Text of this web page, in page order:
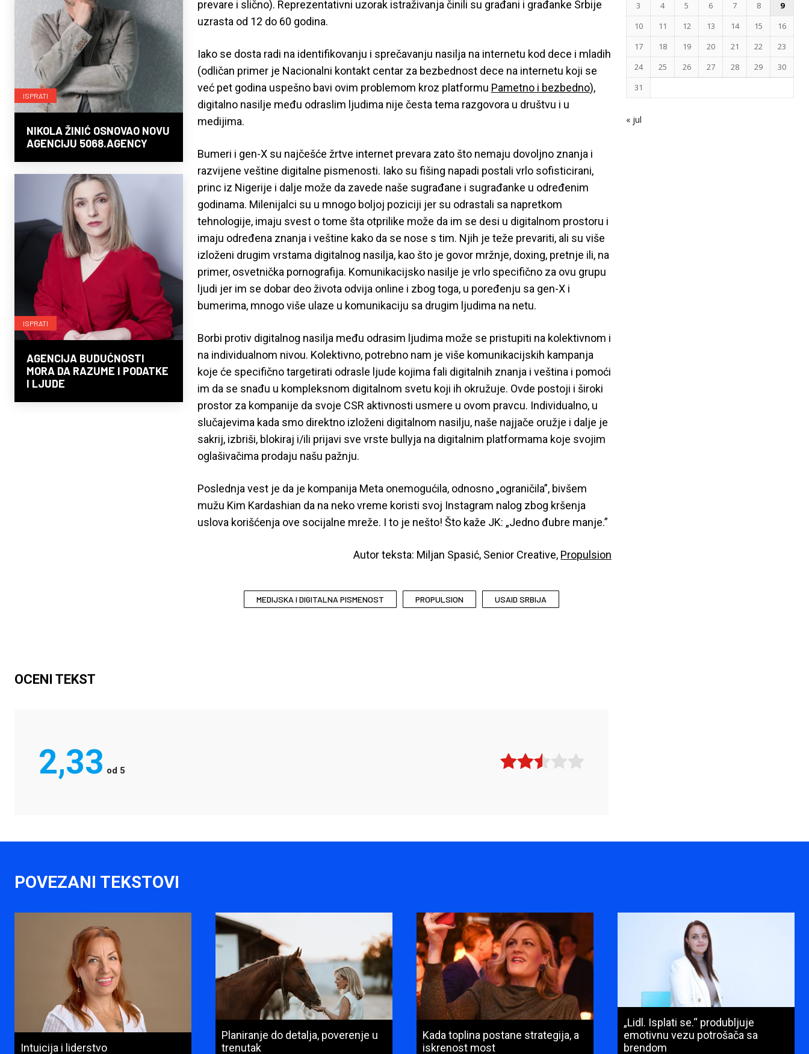
ISPRATI
NIKOLA ŽINIĆ OSNOVAO NOVU
AGENCIJU 5068.AGENCY
ISPRATI
AGENCIJA BUDUĆNOSTI
MORA DA RAZUME I PODATKE
I LJUDE
prevare i slično). Reprezentativni uzorak istraživanja činili su građani i građanke Srbije
uzrasta od 12 do 60 godina.
Iako se dosta radi na identifikovanju i sprečavanju nasilja na internetu kod dece i mladih
(odličan primer je Nacionalni kontakt centar za bezbednost dece na internetu koji se
već pet godina uspešno bavi ovim problemom kroz platformu Pametno i bezbedno),
digitalno nasilje među odraslim ljudima nije česta tema razgovora u društvu i u
medijima.
Bumeri i gen-X su najčešće žrtve internet prevara zato što nemaju dovoljno znanja i
razvijene veštine digitalne pismenosti. Iako su fišing napadi postali vrlo sofisticirani,
princ iz Nigerije i dalje može da zavede naše sugrađane i sugrađanke u određenim
godinama. Milenijalci su u mnogo boljoj poziciji jer su odrastali sa napretkom
tehnologije, imaju svest o tome šta otprilike može da im se desi u digitalnom prostoru i
imaju određena znanja i veštine kako da se nose s tim. Njih je teže prevariti, ali su više
izloženi drugim vrstama digitalnog nasilja, kao što je govor mržnje, doxing, pretnje ili, na
primer, osvetnička pornografija. Komunikacijsko nasilje je vrlo specifično za ovu grupu
ljudi jer im se dobar deo života odvija online i zbog toga, u poređenju sa gen-X i
bumerima, mnogo više ulaze u komunikaciju sa drugim ljudima na netu.
Borbi protiv digitalnog nasilja među odrasim ljudima može se pristupiti na kolektivnom i
na individualnom nivou. Kolektivno, potrebno nam je više komunikacijskih kampanja
koje će specifično targetirati odrasle ljude kojima fali digitalnih znanja i veština i pomoći
im da se snađu u kompleksnom digitalnom svetu koji ih okružuje. Ovde postoji i široki
prostor za kompanije da svoje CSR aktivnosti usmere u ovom pravcu. Individualno, u
slučajevima kada smo direktno izloženi digitalnom nasilju, naše najjače oružje i dalje je
sakrij, izbriši, blokiraj i/ili prijavi sve vrste bullyja na digitalnim platformama koje svojim
oglašivačima prodaju našu pažnju.
Poslednja vest je da je kompanija Meta onemogućila, odnosno „ograničila”, bivšem
mužu Kim Kardashian da na neko vreme koristi svoj Instagram nalog zbog kršenja
uslova korišćenja ove socijalne mreže. I to je nešto! Što kaže JK: „Jedno đubre manje.”
Autor teksta: Miljan Spasić, Senior Creative, Propulsion
MEDIJSKA I DIGITALNA PISMENOST PROPULSION USAID SRBIJA
3
4 5 6 7 8
9
10
11 12 13 14 15
16
17
18 19 20 21 22
23
24
25 26 27 28 29
30
31
« jul
OCENI TEKST
2,33 od 5
POVEZANI TEKSTOVI
Intuicija i liderstvo
Planiranje do detalja, poverenje u
trenutak
Kada toplina postane strategija, a
iskrenost most
„Lidl. Isplati se.“ produbljuje
emotivnu vezu potrošača sa
brendom